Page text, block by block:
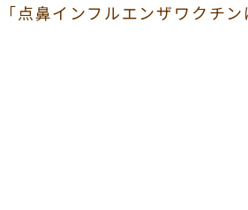
「点鼻インフルエンザワクチ